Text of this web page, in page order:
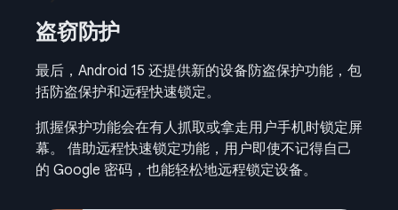
盗窃防护
最后，Android 15 还提供新的设备防盗保护功能，包
括防盗保护和远程快速锁定。
抓握保护功能会在有人抓取或拿走用户手机时锁定屏
幕。 借助远程快速锁定功能，用户即使不记得自己
的 Google 密码，也能轻松地远程锁定设备。